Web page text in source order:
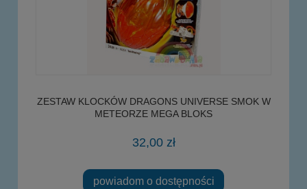
ZESTAW KLOCKÓW DRAGONS UNIVERSE SMOK W
METEORZE MEGA BLOKS
32,00 zł
powiadom o dostępności